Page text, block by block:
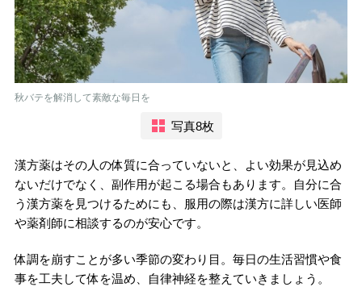
秋バテを解消して素敵な毎日を
写真8枚
漢方薬はその人の体質に合っていないと、よい効果が見込め
ないだけでなく、副作用が起こる場合もあります。自分に合
う漢方薬を見つけるためにも、服用の際は漢方に詳しい医師
や薬剤師に相談するのが安心です。
体調を崩すことが多い季節の変わり目。毎日の生活習慣や食
事を工夫して体を温め、自律神経を整えていきましょう。